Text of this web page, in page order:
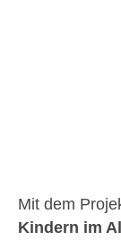
Mit dem
Kindern im